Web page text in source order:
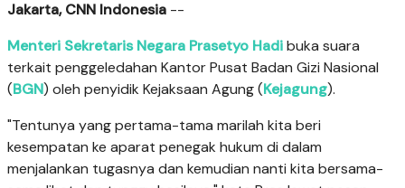
Jakarta, CNN Indonesia --
Menteri Sekretaris Negara Prasetyo Hadibuka suara
terkait penggeledahan Kantor Pusat Badan Gizi Nasional
(BGN) oleh penyidik Kejaksaan Agung (Kejagung).
"Tentunya yang pertama-tama marilah kita beri
kesempatan ke aparat penegak hukum di dalam
menjalankan tugasnya dan kemudian nanti kita bersama-